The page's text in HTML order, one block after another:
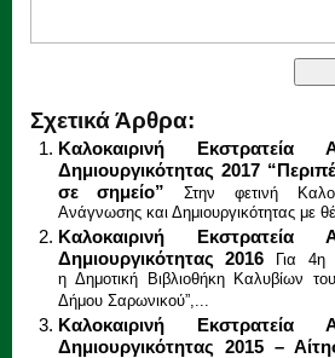
Σχετικά Άρθρα:
Καλοκαιρινή Εκστρατεία
Δημιουργικότητας 2017
σε σημείο”
Στην φετινή
Ανάγνωσης και Δημιουργικότητας με
Καλοκαιρινή Εκστρατεία
Δημιουργικότητας 2016
Για 4η
η Δημοτική Βιβλιοθήκη Καλυβίων
Δήμου Σαρωνικού”,...
Καλοκαιρινή Εκστρατεία
Δημιουργικότητας 2015 –